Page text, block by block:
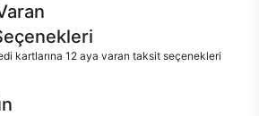
kartlarına 12 aya varan taksit seçenekleri